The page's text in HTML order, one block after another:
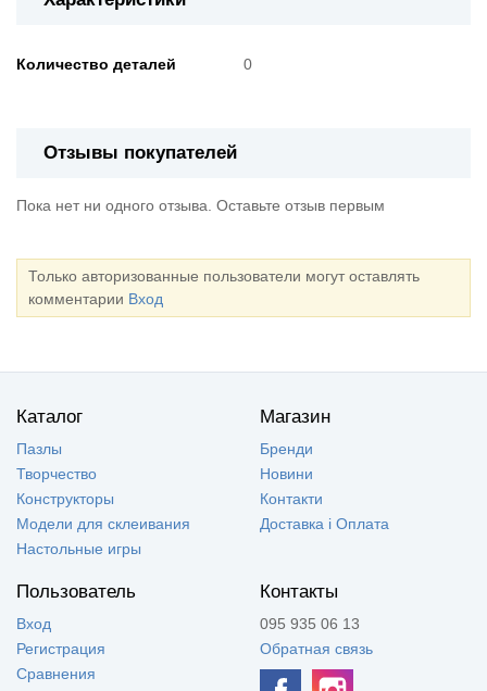
Количество деталей 0
Отзывы покупателей
Пока нет ни одного отзыва. Оставьте отзыв первым
Только авторизованные пользователи могут оставлять
комментарии Вход
Каталог
Пазлы
Творчество
Конструкторы
Модели для склеивания
Настольные игры
Магазин
Бренди
Новини
Контакти
Доставка і Оплата
Пользователь
Вход
Регистрация
Сравнения
Контакты
095 935 06 13
Обратная связь